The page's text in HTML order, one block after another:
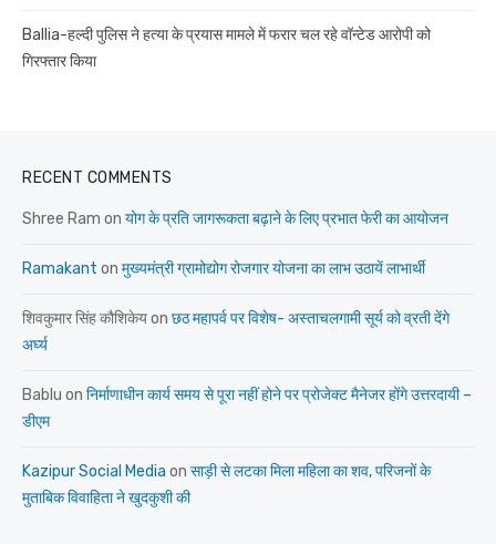
Ballia-हल्दी पुलिस ने हत्या के प्रयास मामले में फरार चल रहे वॉन्टेड आरोपी को
गिरफ्तार किया
RECENT COMMENTS
Shree Ram on योग के प्रति जागरूकता बढ़ाने के लिए प्रभात फेरी का आयोजन
Ramakant on मुख्यमंत्री ग्रामोद्योग रोजगार योजना का लाभ उठायें लाभार्थी
शिवकुमार सिंह कौशिकेयon छठ महापर्व पर विशेष- अस्ताचलगामी सूर्य को व्रती देंगे
अर्घ्य
Bablu on निर्माणाधीन कार्य समय से पूरा नहीं होने पर प्रोजेक्ट मैनेजर होंगे उत्तरदायी –
डीएम
Kazipur Social Media on साड़ी से लटका मिला महिला का शव, परिजनों के
मुताबिक विवाहिता ने खुदकुशी की